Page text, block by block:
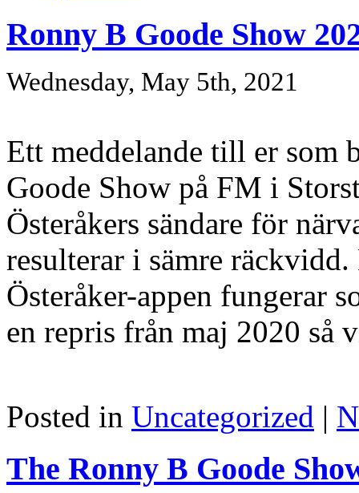
Ronny B Goode Show
Wednesday, May 5th, 2021
Ett meddelande till er som
Goode Show på FM i
Österåkers sändare för
resulterar i sämre
Österåker-appen fungerar
en repris från maj 2020 så
Posted in Uncategorized |
The Ronny B Goode